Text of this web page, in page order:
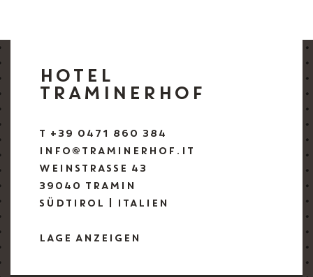
HOTEL
TRAMINERHOF
T +39 0471 860 384
INFO@TRAMINERHOF.IT
WEINSTRASSE 43
39040 TRAMIN
SÜDTIROL | ITALIEN
LAGE ANZEIGEN